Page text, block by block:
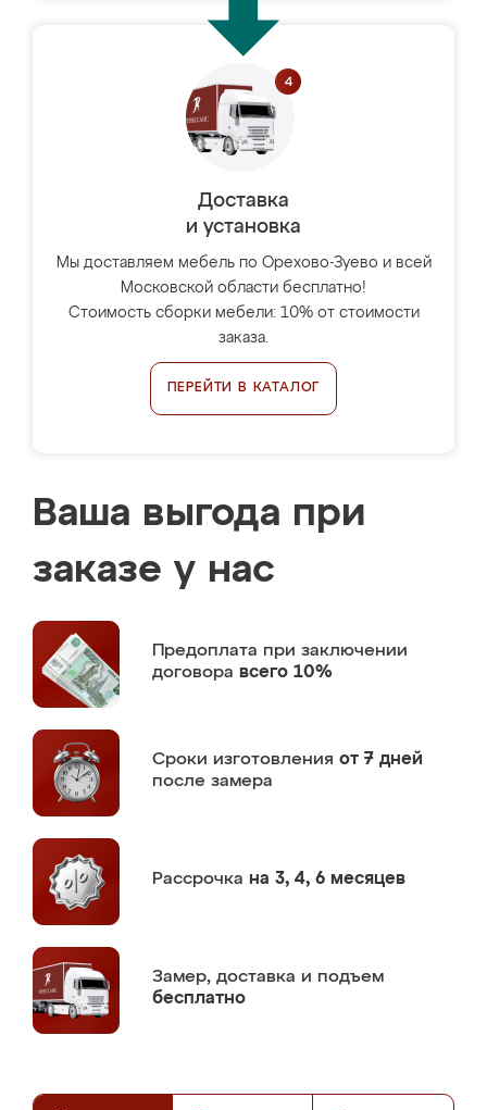
Доставка
и установка
Мы доставляем мебель по Орехово-Зуево и всей
Московской области бесплатно!
Стоимость сборки мебели: 10% от стоимости
заказа.
ПЕРЕЙТИ В КАТАЛОГ
Ваша выгода при
заказе у нас
Предоплата при заключении
договора всего 10%
Сроки изготовления от 7 дней
после замера
Рассрочка на 3, 4, 6 месяцев
Замер, доставка и подъем
бесплатно